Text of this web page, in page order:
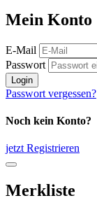
Mein Konto
E-Mail
Passwort
Login
Passwort vergessen?
Noch kein Konto?
jetzt Registrieren
Merkliste